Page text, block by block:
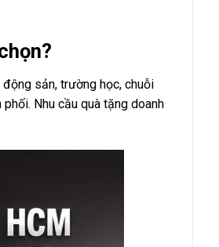
động sản, trường học, chuỗi
Nhu cầu quà tặng doanh